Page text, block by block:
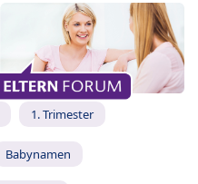
1. Trimester
Babynamen